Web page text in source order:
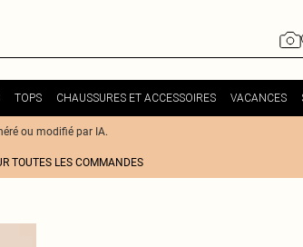
TOPS CHAUSSURES ET ACCESSOIRES VACANCES
ou modifié par IA.
TOUTES LES COMMANDES